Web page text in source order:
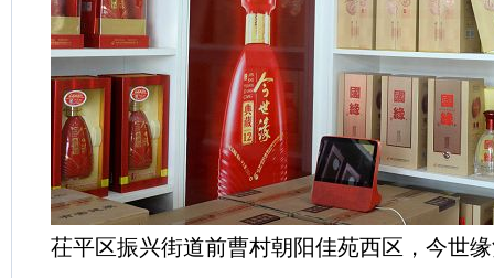
茌平区振兴街道前曹村朝阳佳苑西区，今世